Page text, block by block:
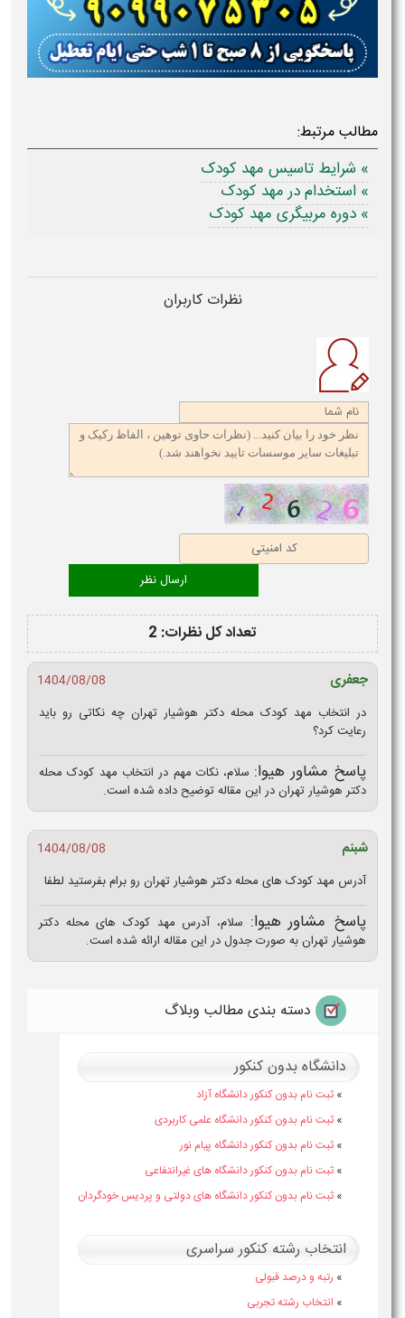
مطالب مرتبط:
» شرایط تاسیس مهد کودک
» استخدام در مهد کودک
» دوره مربیگری مهد کودک
نظرات کاربران
تعداد کل نظرات: 2
جعفری
1404/08/08
در انتخاب مهد کودک محله دکتر هوشیار تهران چه نکاتی رو باید
رعایت کرد؟
پاسخ مشاور هیوا: سلام، نکات مهم در انتخاب مهد کودک محله
دکتر هوشیار تهران در این مقاله توضیح داده شده است.
شبنم
1404/08/08
آدرس مهد کودک های محله دکتر هوشیار تهران رو برام بفرستید لطفا
پاسخ مشاور هیوا: سلام، آدرس مهد کودک های محله دکتر
هوشیار تهران به صورت جدول در این مقاله ارائه شده است.
دسته بندی مطالب وبلاگ
دانشگاه بدون کنکور
» ثبت نام بدون کنکور دانشگاه آزاد
» ثبت نام بدون کنکور دانشگاه علمی کاربردی
» ثبت نام بدون کنکور دانشگاه پیام نور
» ثبت نام بدون کنکور دانشگاه های غیرانتفاعی
» ثبت نام بدون کنکور دانشگاه های دولتی و پردیس خودگردان
انتخاب رشته کنکور سراسری
» رتبه و درصد قبولی
» انتخاب رشته تجربی